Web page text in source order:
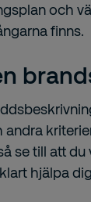
och
finns.
se till att
hjälpa